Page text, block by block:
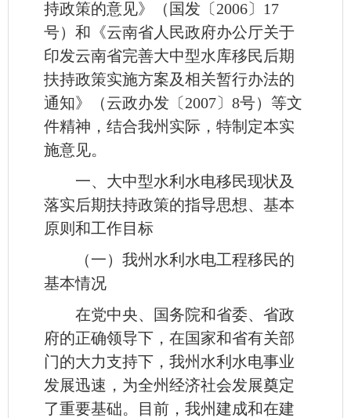
持政策的意见》（国发〔2006〕17
号）和《云南省人民政府办公厅关于
印发云南省完善大中型水库移民后期
扶持政策实施方案及相关暂行办法的
通知》（云政办发〔2007〕8号）等文
件精神，结合我州实际，特制定本实
施意见。
一、大中型水利水电移民现状及
落实后期扶持政策的指导思想、基本
原则和工作目标
（一）我州水利水电工程移民的
基本情况
在党中央、国务院和省委、省政
府的正确领导下，在国家和省有关部
门的大力支持下，我州水利水电事业
发展迅速，为全州经济社会发展奠定
了重要基础。目前，我州建成和在建